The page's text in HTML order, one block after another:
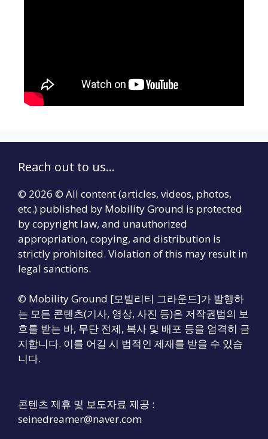
Reach out to us...
© 2026 © All content (articles, videos, photos,
etc.) published by Mobility Ground is protected
by copyright law, and unauthorized
appropriation, copying, and distribution is
strictly prohibited. Violation of this may result in
legal sanctions.
© Mobility Ground [모빌리티 그라운드]가 발행하
는 모든 콘텐츠(기사, 영상, 사진 등)은 저작권법의 보
호를 받는 바, 무단 전제, 복사 및 배포 등을 엄격히 금
지합니다. 이를 어길 시 법적인 제재를 받을 수 있습
니다.
콘텐츠 제휴 및 보도자료 제공 :
seinedreamer@naver.com